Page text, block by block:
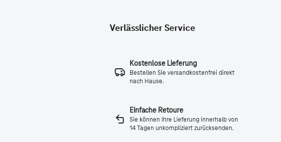
Verlässlicher Service
Kostenlose Lieferung
Bestellen Sie versandkostenfrei direkt
nach Hause.
Einfache Retoure
Sie können Ihre Lieferung innerhalb von
14 Tagen unkompliziert zurücksenden.